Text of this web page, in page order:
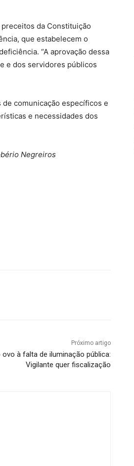
da Constituição
que estabelecem o
“A aprovação dessa
e dos servidores públicos
comunicação específicos e
e necessidades dos
Negreiros
Próximo artigo
à falta de iluminação pública:
Vigilante quer fiscalização